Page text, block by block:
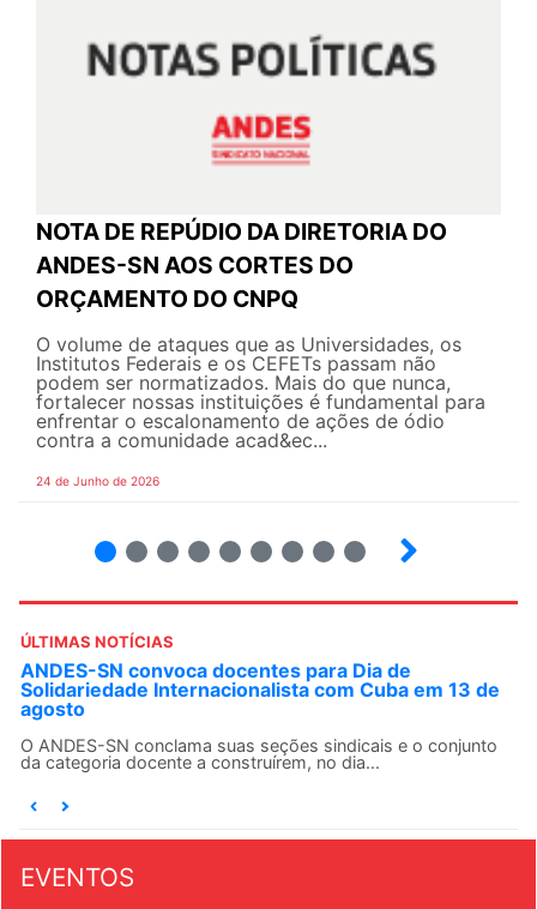
NOTA DE REPÚDIO DA DIRETORIA DO
ANDES-SN AOS CORTES DO
ORÇAMENTO DO CNPQ
O volume de ataques que as Universidades, os
Institutos Federais e os CEFETs passam não
podem ser normatizados. Mais do que nunca,
fortalecer nossas instituições é fundamental para
enfrentar o escalonamento de ações de ódio
contra a comunidade acad&ec...
24 de Junho de 2026
ÚLTIMAS NOTÍCIAS
ANDES-SN convoca docentes para Dia de
Solidariedade Internacionalista com Cuba em 13 de
agosto
O ANDES-SN conclama suas seções sindicais e o conjunto
da categoria docente a construírem, no dia...
EVENTOS